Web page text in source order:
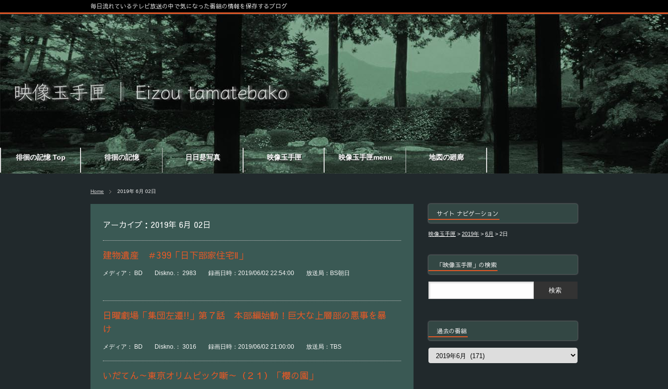
徘徊の記憶 Top 徘徊の記憶 日日是写真 映像玉手匣 映像玉手匣menu 地図の廻廊
毎日流れているテレビ放送の中で気になった番組の情報を保存するブログ
Home 2019年 6月 02日
アーカイブ：2019年 6月 02日
建物遺産 ＃399「日下部家住宅Ⅱ」
メディア： BD Diskno.： 2983 録画日時：2019/06/02 22:54:00 放送局：BS朝日
日曜劇場「集団左遷!!」第７話 本部編始動！巨大な上層部の悪事を暴
け
メディア： BD Diskno.： 3016 録画日時：2019/06/02 21:00:00 放送局：TBS
いだてん～東京オリムピック噺～（２１）「櫻の園」
サイト ナビゲーション
映像玉手匣 > 2019年 > 6月 > 2日
「映像玉手匣」の検索
過去の番組
過